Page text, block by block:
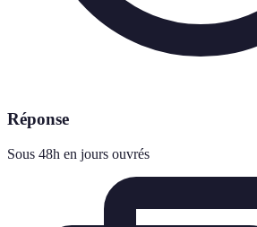
Réponse
Sous 48h en jours ouvrés